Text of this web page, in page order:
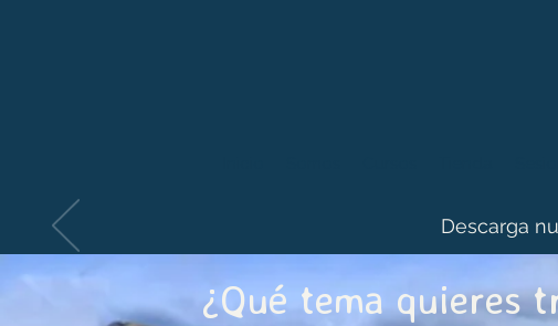
Descarga
¿Qué tema quieres